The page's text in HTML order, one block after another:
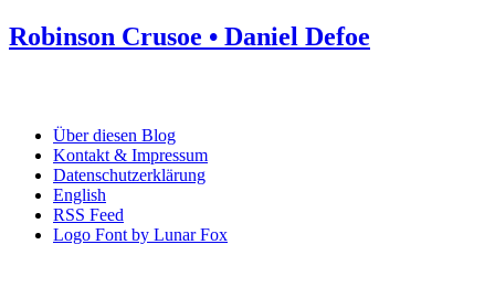
Robinson Crusoe • Daniel Defoe
Über diesen Blog
Kontakt & Impressum
Datenschutzerklärung
English
RSS Feed
Logo Font by Lunar Fox